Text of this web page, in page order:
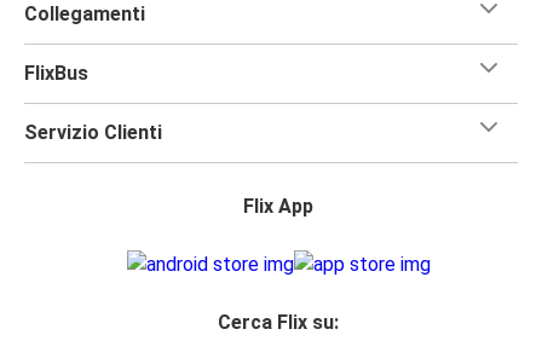
Collegamenti
FlixBus
Servizio Clienti
Flix App
Cerca Flix su: